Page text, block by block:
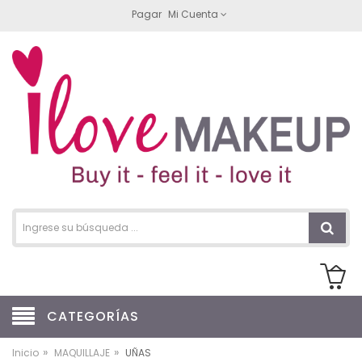
Pagar Mi Cuenta
CATEGORÍAS
Inicio » MAQUILLAJE » UÑAS